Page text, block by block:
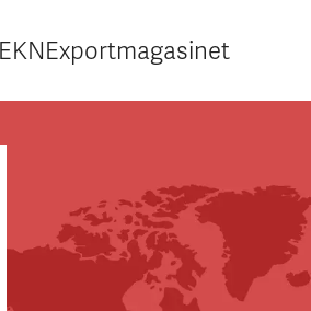
Länder
Expandera Om EKN
Exportmagasinet
Expandera